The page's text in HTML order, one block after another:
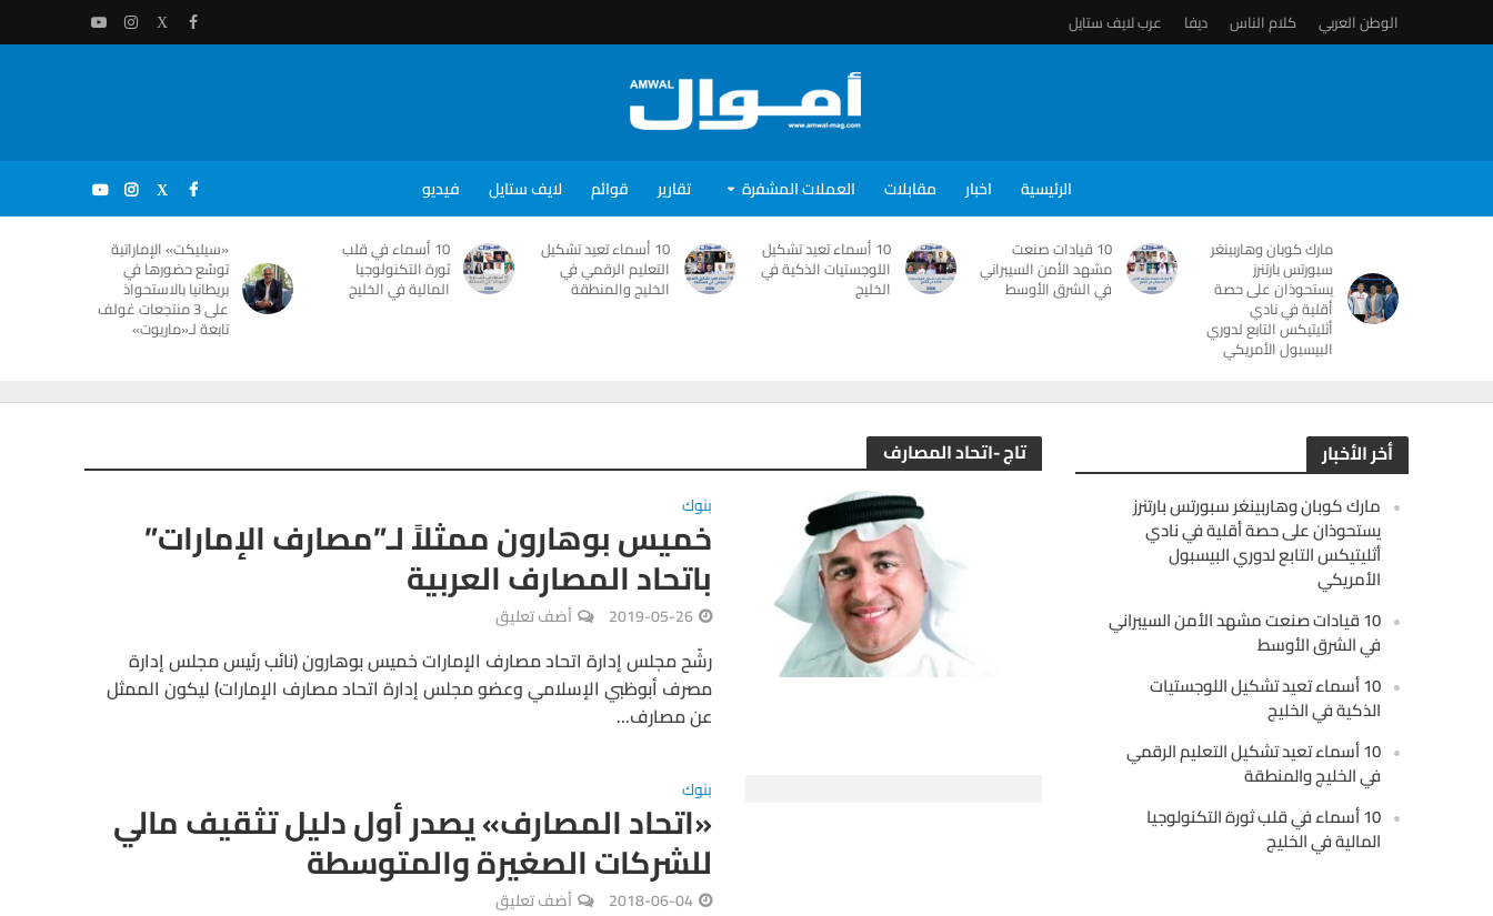
الوطن العربي كلام الناس ديفا عرب لايف ستايل
الرئيسية اخبار مقابلات العملات المشفرة تقارير قوائم لايف ستايل فيديو
مارك كوبان وهاربينغر
سبورتس بارتنرز
يستحوذان على حصة
أقلية في نادي
أثليتيكس التابع لدوري
البيسبول الأمريكي
10 قيادات صنعت
مشهد الأمن السيبراني
في الشرق الأوسط
10 أسماء تعيد تشكيل
اللوجستيات الذكية في
الخليج
10 أسماء تعيد تشكيل
التعليم الرقمي في
الخليج والمنطقة
10 أسماء في قلب
ثورة التكنولوجيا
المالية في الخليج
«سيليكت» الإماراتية
توسّع حضورها في
بريطانيا بالاستحواذ
على 3 منتجعات غولف
تابعة لـ«ماريوت»
تاج -اتحاد المصارف
بنوك
خميس بوهارون ممثلاً لـ”مصارف الإمارات”
باتحاد المصارف العربية
2019-05-26 أضف تعليق
رشّح مجلس إدارة اتحاد مصارف الإمارات خميس بوهارون (نائب رئيس مجلس إدارة
مصرف أبوظبي الإسلامي وعضو مجلس إدارة اتحاد مصارف الإمارات) ليكون الممثل
عن مصارف...
بنوك
«اتحاد المصارف» يصدر أول دليل تثقيف مالي
للشركات الصغيرة والمتوسطة
2018-06-04 أضف تعليق
أخر الأخبار
مارك كوبان وهاربينغر سبورتس بارتنرز
يستحوذان على حصة أقلية في نادي
أثليتيكس التابع لدوري البيسبول
الأمريكي
10 قيادات صنعت مشهد الأمن السيبراني
في الشرق الأوسط
10 أسماء تعيد تشكيل اللوجستيات
الذكية في الخليج
10 أسماء تعيد تشكيل التعليم الرقمي
في الخليج والمنطقة
10 أسماء في قلب ثورة التكنولوجيا
المالية في الخليج